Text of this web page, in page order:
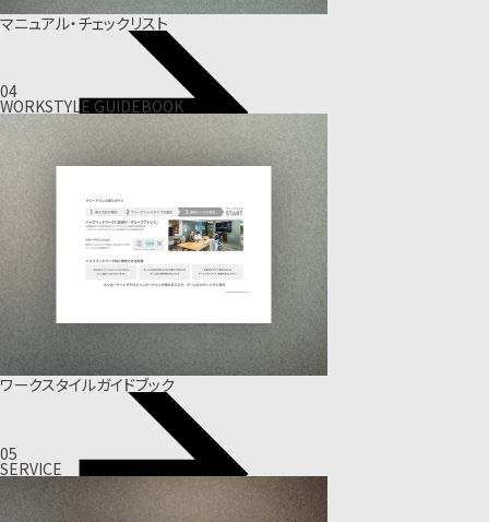
マニュアル・チェックリスト
04
WORKSTYLE GUIDEBOOK
ワークスタイルガイドブック
05
SERVICE